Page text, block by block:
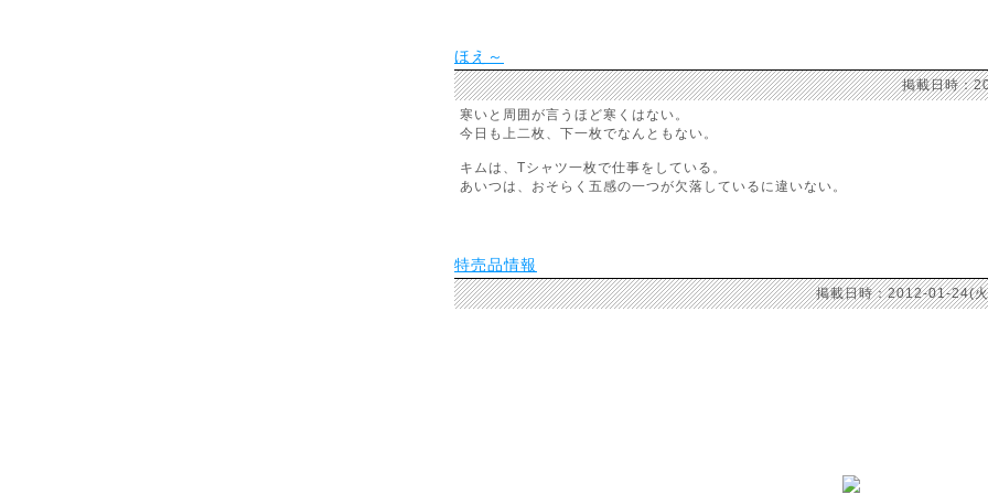
ほえ～
掲載日時
寒いと周囲が言うほど寒くはない。
今日も上二枚、下一枚でなんともない。
キムは、Tシャツ一枚で仕事をしている。
あいつは、おそらく五感の一つが欠落しているに違いない。
特売品情報
掲載日時：2012-01-